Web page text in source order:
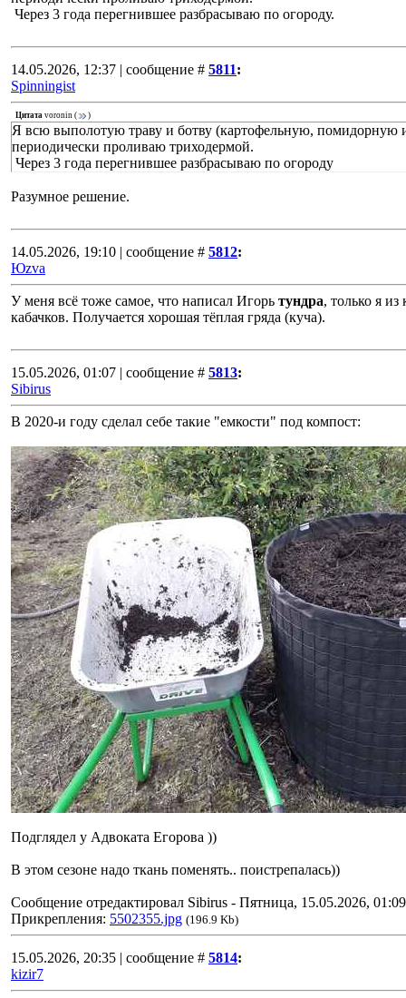
Через 3 года перегнившее разбрасываю по огороду.
14.05.2026, 12:37 | сообщение # 5811:
Spinningist
Цитата voronin ( )
Я всю выполотую траву и ботву (картофельную, помидорную
периодически проливаю триходермой.
Через 3 года перегнившее разбрасываю по огороду
Разумное решение.
14.05.2026, 19:10 | сообщение # 5812:
Юzva
У меня всё тоже самое, что написал Игорь тундра, только я из
кабачков. Получается хорошая тёплая гряда (куча).
15.05.2026, 01:07 | сообщение # 5813:
Sibirus
В 2020-и году сделал себе такие "емкости" под компост:
Подглядел у Адвоката Егорова ))
В этом сезоне надо ткань поменять.. поистрепалась))
Сообщение отредактировал Sibirus - Пятница, 15.05.2026, 01:09
Прикрепления: 5502355.jpg (196.9 Kb)
15.05.2026, 20:35 | сообщение # 5814:
kizir7